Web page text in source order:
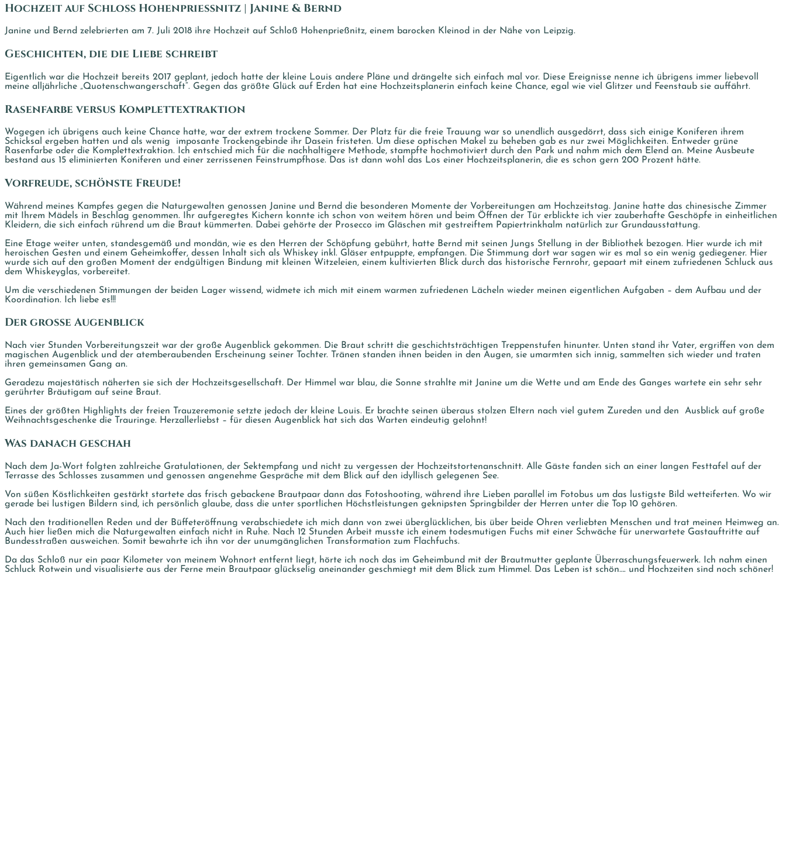
Hochzeit auf Schloß Hohenprießnitz | Janine & Bernd
Janine und Bernd zelebrierten am 7. Juli 2018 ihre Hochzeit auf Schloß Hohenprießnitz, einem barocken Kleinod in der Nähe von Leipzig.
Geschichten, die die Liebe schreibt
Eigentlich war die Hochzeit bereits 2017 geplant, jedoch hatte der kleine Louis andere Pläne und drängelte sich einfach mal vor. Diese Ereignisse nenne ich übrigens immer liebevoll
meine alljährliche „Quotenschwangerschaft“. Gegen das größte Glück auf Erden hat eine Hochzeitsplanerin einfach keine Chance, egal wie viel Glitzer und Feenstaub sie auffährt.
Rasenfarbe versus Komplettextraktion
Wogegen ich übrigens auch keine Chance hatte, war der extrem trockene Sommer. Der Platz für die freie Trauung war so unendlich ausgedörrt, dass sich einige Koniferen ihrem
Schicksal ergeben hatten und als wenig imposante Trockengebinde ihr Dasein fristeten. Um diese optischen Makel zu beheben gab es nur zwei Möglichkeiten. Entweder grüne
Rasenfarbe oder die Komplettextraktion. Ich entschied mich für die nachhaltigere Methode, stampfte hochmotiviert durch den Park und nahm mich dem Elend an. Meine Ausbeute
bestand aus 15 eliminierten Koniferen und einer zerrissenen Feinstrumpfhose. Das ist dann wohl das Los einer Hochzeitsplanerin, die es schon gern 200 Prozent hätte.
Vorfreude, schönste Freude!
Während meines Kampfes gegen die Naturgewalten genossen Janine und Bernd die besonderen Momente der Vorbereitungen am Hochzeitstag. Janine hatte das chinesische Zimmer
mit Ihrem Mädels in Beschlag genommen. Ihr aufgeregtes Kichern konnte ich schon von weitem hören und beim Öffnen der Tür erblickte ich vier zauberhafte Geschöpfe in einheitlichen
Kleidern, die sich einfach rührend um die Braut kümmerten. Dabei gehörte der Prosecco im Gläschen mit gestreiftem Papiertrinkhalm natürlich zur Grundausstattung.
Eine Etage weiter unten, standesgemäß und mondän, wie es den Herren der Schöpfung gebührt, hatte Bernd mit seinen Jungs Stellung in der Bibliothek bezogen. Hier wurde ich mit
heroischen Gesten und einem Geheimkoffer, dessen Inhalt sich als Whiskey inkl. Gläser entpuppte, empfangen. Die Stimmung dort war sagen wir es mal so ein wenig gediegener. Hier
wurde sich auf den großen Moment der endgültigen Bindung mit kleinen Witzeleien, einem kultivierten Blick durch das historische Fernrohr, gepaart mit einem zufriedenen Schluck aus
dem Whiskeyglas, vorbereitet.
Um die verschiedenen Stimmungen der beiden Lager wissend, widmete ich mich mit einem warmen zufriedenen Lächeln wieder meinen eigentlichen Aufgaben – dem Aufbau und der
Koordination. Ich liebe es!!!
Der große Augenblick
Nach vier Stunden Vorbereitungszeit war der große Augenblick gekommen. Die Braut schritt die geschichtsträchtigen Treppenstufen hinunter. Unten stand ihr Vater, ergriffen von dem
magischen Augenblick und der atemberaubenden Erscheinung seiner Tochter. Tränen standen ihnen beiden in den Augen, sie umarmten sich innig, sammelten sich wieder und traten
ihren gemeinsamen Gang an.
Geradezu majestätisch näherten sie sich der Hochzeitsgesellschaft. Der Himmel war blau, die Sonne strahlte mit Janine um die Wette und am Ende des Ganges wartete ein sehr sehr
gerührter Bräutigam auf seine Braut.
Eines der größten Highlights der freien Trauzeremonie setzte jedoch der kleine Louis. Er brachte seinen überaus stolzen Eltern nach viel gutem Zureden und den Ausblick auf große
Weihnachtsgeschenke die Trauringe. Herzallerliebst – für diesen Augenblick hat sich das Warten eindeutig gelohnt!
Was danach geschah
Nach dem Ja-Wort folgten zahlreiche Gratulationen, der Sektempfang und nicht zu vergessen der Hochzeitstortenanschnitt. Alle Gäste fanden sich an einer langen Festtafel auf der
Terrasse des Schlosses zusammen und genossen angenehme Gespräche mit dem Blick auf den idyllisch gelegenen See.
Von süßen Köstlichkeiten gestärkt startete das frisch gebackene Brautpaar dann das Fotoshooting, während ihre Lieben parallel im Fotobus um das lustigste Bild wetteiferten. Wo wir
gerade bei lustigen Bildern sind, ich persönlich glaube, dass die unter sportlichen Höchstleistungen geknipsten Springbilder der Herren unter die Top 10 gehören.
Nach den traditionellen Reden und der Büffeteröffnung verabschiedete ich mich dann von zwei überglücklichen, bis über beide Ohren verliebten Menschen und trat meinen Heimweg an.
Auch hier ließen mich die Naturgewalten einfach nicht in Ruhe. Nach 12 Stunden Arbeit musste ich einem todesmutigen Fuchs mit einer Schwäche für unerwartete Gastauftritte auf
Bundesstraßen ausweichen. Somit bewahrte ich ihn vor der unumgänglichen Transformation zum Flachfuchs.
Da das Schloß nur ein paar Kilometer von meinem Wohnort entfernt liegt, hörte ich noch das im Geheimbund mit der Brautmutter geplante Überraschungsfeuerwerk. Ich nahm einen
Schluck Rotwein und visualisierte aus der Ferne mein Brautpaar glückselig aneinander geschmiegt mit dem Blick zum Himmel. Das Leben ist schön…. und Hochzeiten sind noch schöner!